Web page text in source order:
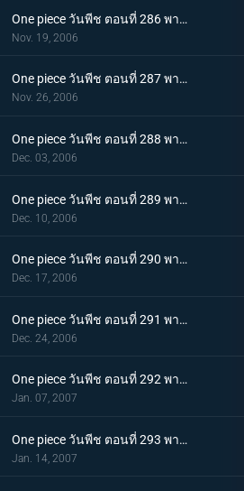
One piece วันพีช ตอนที่ 286 พากย์ไทย พลังของผลปีศาจ! คาคุกับจาบราแปลงร่างใหญ่
Nov. 19, 2006
One piece วันพีช ตอนที่ 287 พากย์ไทย ถึงตายก็ไม่ยอมเตะ! เส้นทางอัศวินของลูกผู้ชายซันจิ
Nov. 26, 2006
One piece วันพีช ตอนที่ 288 พากย์ไทย ฟุกุโร่คำนวณพลาด! โคล่าของฉันคือน้ำแห่งชีวิต
Dec. 03, 2006
One piece วันพีช ตอนที่ 289 พากย์ไทย โซโลคิดค้นท่าใหม่! ดาบนั้นมีชื่อว่า โซเงคิง?
Dec. 10, 2006
One piece วันพีช ตอนที่ 290 พากย์ไทย เสียการควบคุม! รัมเบิ้ลต้องห้ามของช็อปเปอร์
Dec. 17, 2006
One piece วันพีช ตอนที่ 291 พากย์ไทย การกลับมาของนายตรวจลูฟี่! ฝันหรือจริง ใบสลากอลเวง
Dec. 24, 2006
One piece วันพีช ตอนที่ 292 พากย์ไทย โมจิอลเวงที่ปราสาท! อุบายของจมูกแดง
Jan. 07, 2007
One piece วันพีช ตอนที่ 293 พากย์ไทย แคลิเฟอร์ผู้ใช้ฟอง! กับดักสบู่ที่คุกคามนามิ
Jan. 14, 2007